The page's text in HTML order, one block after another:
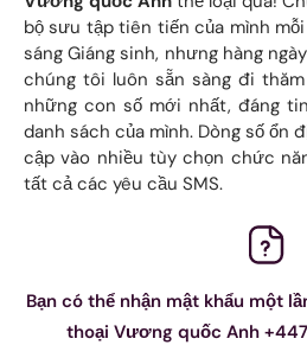
bộ sưu tập tiên tiến của mình
sáng Giáng sinh, nhưng hàng
chúng tôi luôn sẵn sàng đi
những con số mới nhất, đáng
danh sách của mình. Dòng số ổn
cập vào nhiều tùy chọn chức
tất cả các yêu cầu SMS.
Bạn có thể nhận mật khẩu một
thoại Vương quốc Anh